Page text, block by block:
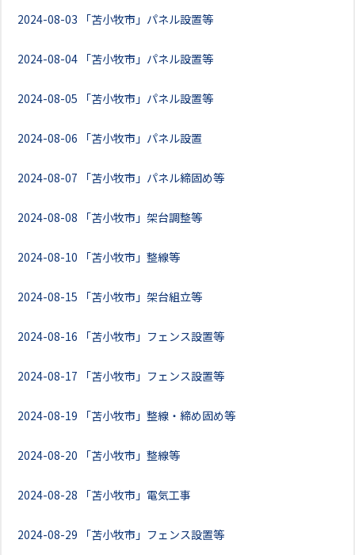
2024-08-03 「苫小牧市」パネル設置等
2024-08-04 「苫小牧市」パネル設置等
2024-08-05 「苫小牧市」パネル設置等
2024-08-06 「苫小牧市」パネル設置
2024-08-07 「苫小牧市」パネル締固め等
2024-08-08 「苫小牧市」架台調整等
2024-08-10 「苫小牧市」整線等
2024-08-15 「苫小牧市」架台組立等
2024-08-16 「苫小牧市」フェンス設置等
2024-08-17 「苫小牧市」フェンス設置等
2024-08-19 「苫小牧市」整線・締め固め等
2024-08-20 「苫小牧市」整線等
2024-08-28 「苫小牧市」電気工事
2024-08-29 「苫小牧市」フェンス設置等